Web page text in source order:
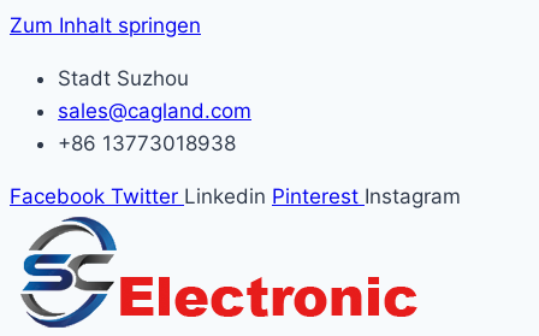
Zum Inhalt springen
Stadt Suzhou
sales@cagland.com
+86 13773018938
Facebook Twitter Linkedin Pinterest Instagram